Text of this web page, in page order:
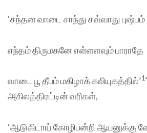
‘சந்தன வாடை சாந்து சவ்வாது புஷ்பம்
எந்தம் திருமகனே எள்ளளவும் பாராதே
வாடை பூ தீபம் மகிழாக் கலியுகத்தில்’
அகிலத்திரட்டின் வரிகள்,
‘ஆடுகிடாய் கோழிபன்றி